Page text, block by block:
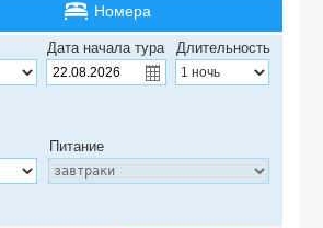
PATONG 4*
RESORT 4*
(ex. KHAOLAK GOLDEN PLACE) 3*
AN ASPIRA COLLECTION 4*
SPA 5*
5*
5*
Номера
Дата начала тура Длительность
Питание